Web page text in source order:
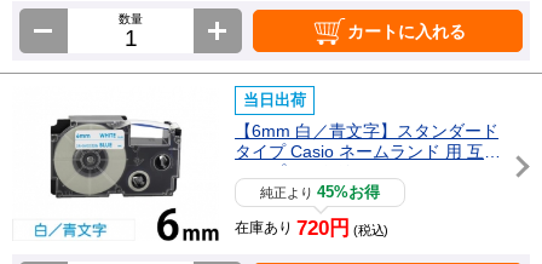
数量
カートに入れる
当日出荷
【6mm 白／青文字】スタンダード
タイプ Casio ネームランド 用 互換
テープカートリッジ / XR-6WEB
純正より45%お得
在庫あり 720円 (税込)